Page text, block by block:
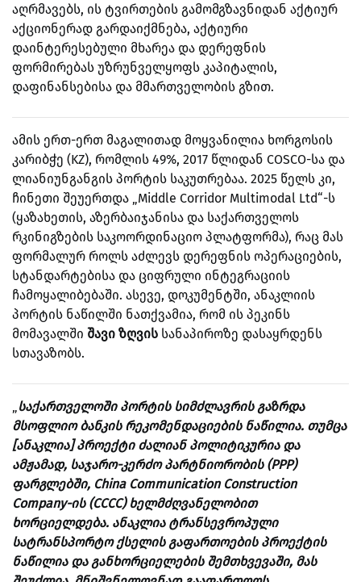
აღრმავებს, ის ტვირთების გამომგზავნიდან აქტიურ
აქციონერად გარდაიქმნება, აქტიური
დაინტერესებული მხარეა და დერეფნის
ფორმირებას უზრუნველყოფს კაპიტალის,
დაფინანსებისა და მმართველობის გზით.
ამის ერთ-ერთ მაგალითად მოყვანილია ხორგოსის
კარიბჭე (KZ), რომლის 49%, 2017 წლიდან COSCO-სა და
ლიანიუნგანგის პორტის საკუთრებაა. 2025 წელს კი,
ჩინეთი შეუერთდა „Middle Corridor Multimodal Ltd“-ს
(ყაზახეთის, აზერბაიჯანისა და საქართველოს
რკინიგზების საკოორდინაციო პლატფორმა), რაც მას
ფორმალურ როლს აძლევს დერეფნის ოპერაციების,
სტანდარტებისა და ციფრული ინტეგრაციის
ჩამოყალიბებაში. ასევე, დოკუმენტში, ანაკლიის
პორტის ნაწილში ნათქვამია, რომ ის პეკინს
მომავალში შავი ზღვის სანაპიროზე დასაყრდენს
სთავაზობს.
„საქართველოში პორტის სიმძლავრის გაზრდა
მსოფლიო ბანკის რეკომენდაციების ნაწილია. თუმცა
[ანაკლია] პროექტი ძალიან პოლიტიკურია და
ამჟამად, საჯარო-კერძო პარტნიორობის (PPP)
ფარგლებში, China Communication Construction
Company-ის (CCCC) ხელმძღვანელობით
ხორციელდება. ანაკლია ტრანსევროპული
სატრანსპორტო ქსელის გაფართოების პროექტის
ნაწილია და განხორციელების შემთხვევაში, მას